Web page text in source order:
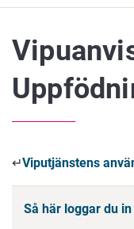
↵Viputjänstens
Så här loggar du